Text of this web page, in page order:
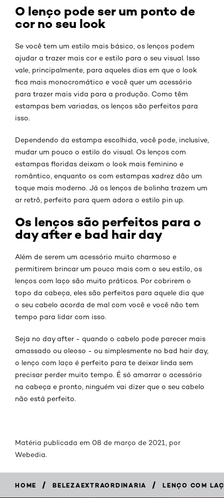
O lenço pode ser um ponto de
cor no seu look
Se você tem um estilo mais básico, os lenços podem
ajudar a trazer mais cor e estilo para o seu visual. Isso
vale, principalmente, para aqueles dias em que o look
fica mais monocromático e você quer um acessório
para trazer mais vida para a produção. Como têm
estampas bem variadas, os lenços são perfeitos para
isso.
Dependendo da estampa escolhida, você pode, inclusive,
mudar um pouco o estilo do visual. Os lenços com
estampas floridas deixam o look mais feminino e
romântico, enquanto os com estampas xadrez dão um
toque mais moderno. Já os lenços de bolinha trazem um
ar retrô, perfeito para quem adora o estilo pin up.
Os lenços são perfeitos para o
day after e bad hair day
Além de serem um acessório muito charmoso e
permitirem brincar um pouco mais com o seu estilo, os
lenços com laço são muito práticos. Por cobrirem o
topo da cabeça, eles são perfeitos para aquele dia que
o seu cabelo acorda de mal com você e você não tem
tempo para lidar com isso.
Seja no day after - quando o cabelo pode parecer mais
amassado ou oleoso - ou simplesmente no bad hair day,
o lenço com laço é perfeito para te deixar linda sem
precisar perder muito tempo. É só amarrar o acessório
na cabeça e pronto, ninguém vai dizer que o seu cabelo
não está perfeito.
Matéria publicada em 08 de março de 2021, por
Webedia.
HOME / BELEZAEXTRAORDINARIA / LENÇO COM